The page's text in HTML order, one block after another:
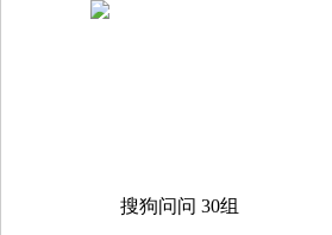
搜狗问问 30组